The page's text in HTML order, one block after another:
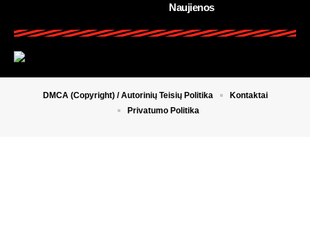
Naujienos
DMCA (Copyright) / Autorinių Teisių Politika
Kontaktai
Privatumo Politika